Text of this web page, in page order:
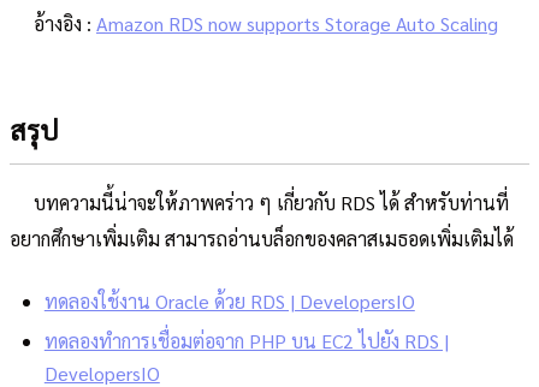
อ้างอิง : Amazon RDS now supports Storage Auto Scaling
สรุป
บทความนี้น่าจะให้ภาพคร่าว ๆ เกี่ยวกับ RDS ได้ สำหรับท่านที่
อยากศึกษาเพิ่มเติม สามารถอ่านบล็อกของคลาสเมธอดเพิ่มเติมได้
ทดลองใช้งาน Oracle ด้วย RDS | DevelopersIO
ทดลองทำการเชื่อมต่อจาก PHP บน EC2 ไปยัง RDS |
DevelopersIO